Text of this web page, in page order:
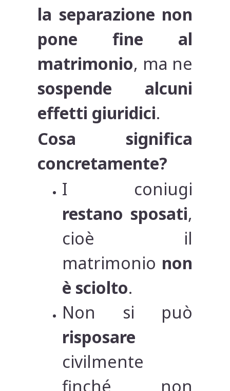
la separazione non
pone fine al
matrimonio, ma ne
sospende alcuni
effetti giuridici.
Cosa significa
concretamente?
I coniugi
restano sposati,
cioè il
matrimonio non
è sciolto.
Non si può
risposare
civilmente
finché non